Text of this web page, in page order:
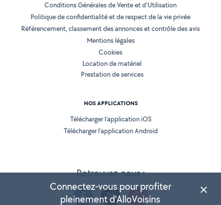
Retrouvez-nous :
Conditions Générales de Vente et d'Utilisation
Politique de confidentialité et de respect de la vie privée
Référencement, classement des annonces et contrôle des avis
Mentions légales
Cookies
Location de matériel
Prestation de services
NOS APPLICATIONS
Télécharger l’application iOS
Télécharger l’application Android
Connectez-vous pour profiter
pleinement d'AlloVoisins